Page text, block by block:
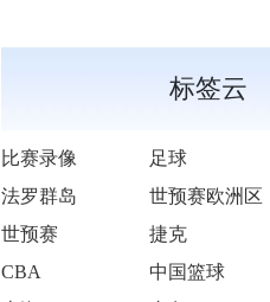
标签云
比赛录像 足球
法罗群岛
世预赛欧洲区
世预赛
捷克
CBA
中国篮球